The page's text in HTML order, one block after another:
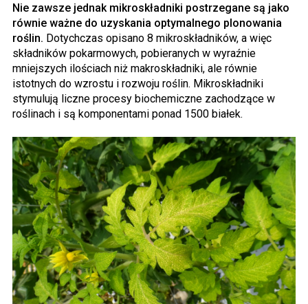
Nie zawsze jednak mikroskładniki postrzegane są jako
równie ważne do uzyskania optymalnego plonowania
roślin. Dotychczas opisano 8 mikroskładników, a więc
składników pokarmowych, pobieranych w wyraźnie
mniejszych ilościach niż makroskładniki, ale równie
istotnych do wzrostu i rozwoju roślin. Mikroskładniki
stymulują liczne procesy biochemiczne zachodzące w
roślinach i są komponentami ponad 1500 białek.